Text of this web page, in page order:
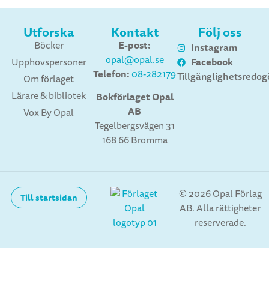
Utforska
Böcker
Upphovspersoner
Om förlaget
Lärare & bibliotek
Vox By Opal
Kontakt
E-post:
opal@opal.se
Telefon:08-282179
Bokförlaget Opal
AB
Tegelbergsvägen 31
168 66 Bromma
Följ oss
Instagram
Facebook
Till startsidan
© 2026 Opal Förlag
AB. Alla rättigheter
reserverade.